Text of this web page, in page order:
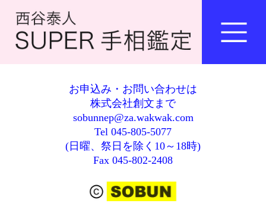
お申込み・お問い合わせは
株式会社創文まで
sobunnep@za.wakwak.com
Tel 045-805-5077
(日曜、祭日を除く10～18時)
Fax 045-802-2408